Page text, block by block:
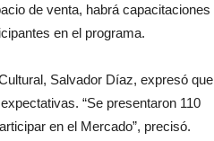
de venta, habrá capacitaciones
en el programa.
Salvador Díaz, expresó que
“Se presentaron 110
en el Mercado”, precisó.